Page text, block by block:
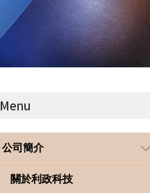
Menu
公司簡介
關於利政科技